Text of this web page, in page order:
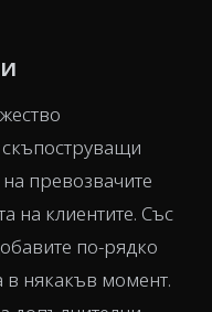
превозвачите
на клиентите. Със
по-рядко
в някакъв момент.